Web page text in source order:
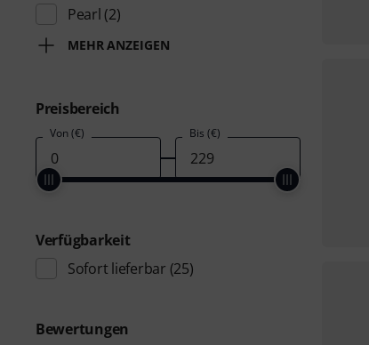
Pearl (2)
MEHR ANZEIGEN
Preisbereich
Von (€) Bis (€)
Verfügbarkeit
Sofort lieferbar (25)
Bewertungen